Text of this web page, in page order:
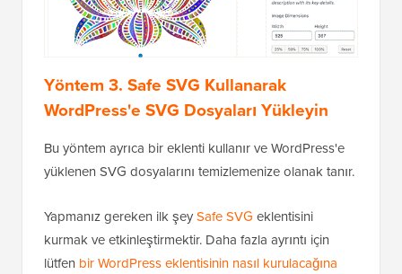
Yöntem 3. Safe SVG Kullanarak
WordPress'e SVG Dosyaları Yükleyin
Bu yöntem ayrıca bir eklenti kullanır ve WordPress'e
yüklenen SVG dosyalarını temizlemenize olanak tanır.
Yapmanız gereken ilk şeySafe SVG eklentisini
kurmak ve etkinleştirmektir. Daha fazla ayrıntı için
lütfen bir WordPress eklentisinin nasıl kurulacağına